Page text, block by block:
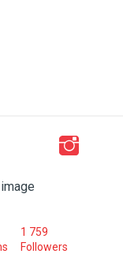
1 759
Followers